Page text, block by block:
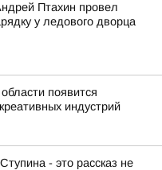
Птахин провел
у ледового дворца
появится
индустрий
- это рассказ не